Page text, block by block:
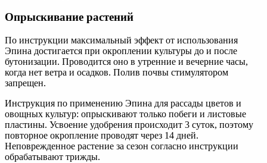
Опрыскивание растений
По инструкции максимальный эффект от использования
Эпина достигается при окроплении культуры до и после
бутонизации. Проводится оно в утренние и вечерние часы,
когда нет ветра и осадков. Полив почвы стимулятором
запрещен.
Инструкция по применению Эпина для рассады цветов и
овощных культур: опрыскивают только побеги и листовые
пластины. Усвоение удобрения происходит 3 суток, поэтому
повторное окропление проводят через 14 дней.
Неповрежденное растение за сезон согласно инструкции
обрабатывают трижды.